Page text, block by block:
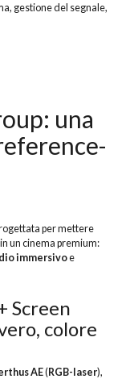
gestione del segnale,
una
per mettere
un cinema premium:
immersivoe
Screen
colore
AE(RGB-laser),